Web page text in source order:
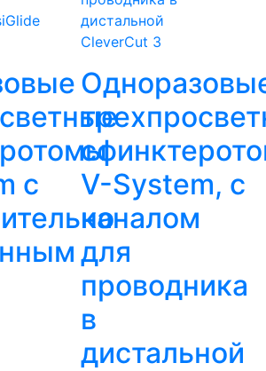
с
CleverCut 3
V-System, с
каналом
для
проводника
в
дистальной